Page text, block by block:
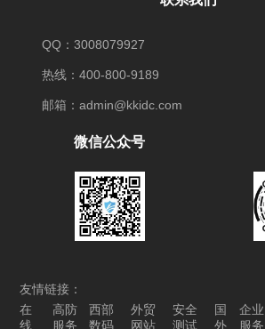
QQ：3008079927
热线：400-800-9189
邮箱：admin@kkidc.com
微信公众号
友情链接：
在
线
高防
服务
西部
数码
外贸
网站
安全
测试
国
外
企业
服务